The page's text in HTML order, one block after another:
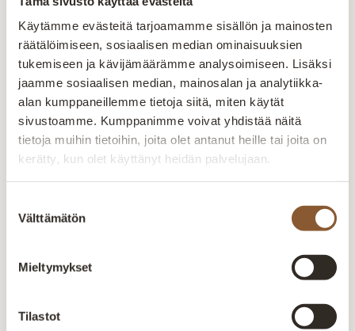
Käytämme evästeitä tarjoamamme sisällön ja mainosten
räätälöimiseen, sosiaalisen median ominaisuuksien
tukemiseen ja kävijämäärämme analysoimiseen. Lisäksi
jaamme sosiaalisen median, mainosalan ja analytiikka-
alan kumppaneillemme tietoja siitä, miten käytät
sivustoamme. Kumppanimme voivat yhdistää näitä
tietoja muihin tietoihin, joita olet antanut heille tai joita on
kerätty, kun olet käyttänyt heidän palvelujaan.
valinta
Välttämätön
Mieltymykset
Tilastot
Avainlippu-merkki kertoo Suomessa
valmistetuista tuotteista. Pidämme
ylpeästi yllä suomalaisen työn lippua.
Suomalaista laatutyötä
Jokainen huonekalu valmistetaan huolellisesti
kokeneiden ammattilaisten käsissä. Laatu näkyy
rakenteissa, materiaaleissa ja viimeistellyissä
yksityiskohdissa.
laadun valvonnan ja tuotteiden räätälöinnin
asiakkaiden tarpeisiin.